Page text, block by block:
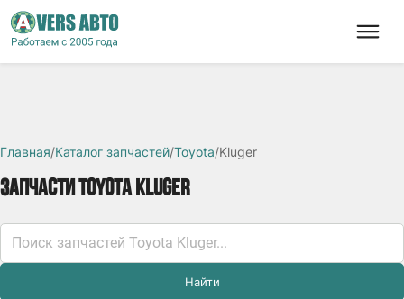
Главная/Каталог запчастей/Toyota/Kluger
ЗАПЧАСТИ TOYOTA KLUGER
Найти